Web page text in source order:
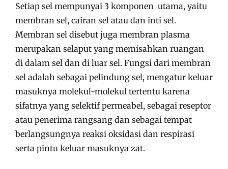
Setiap sel mempunyai 3 komponen utama, yaitu
membran sel, cairan sel atau dan inti sel.
Membran sel disebut juga membran plasma
merupakan selaput yang memisahkan ruangan
di dalam sel dan di luar sel. Fungsi dari membran
sel adalah sebagai pelindung sel, mengatur keluar
masuknya molekul-molekul tertentu karena
sifatnya yang selektif permeabel, sebagai reseptor
atau penerima rangsang dan sebagai tempat
berlangsungnya reaksi oksidasi dan respirasi
serta pintu keluar masuknya zat.